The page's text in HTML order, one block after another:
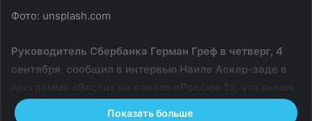
Фото: unsplash.com
Руководитель Сбербанка Герман Греф в четверг, 4
сентября, сообщил в интервью Наиле Аскер-заде в
ипотеки в нашей стране сейчас «сильно болеет».
Показать больше